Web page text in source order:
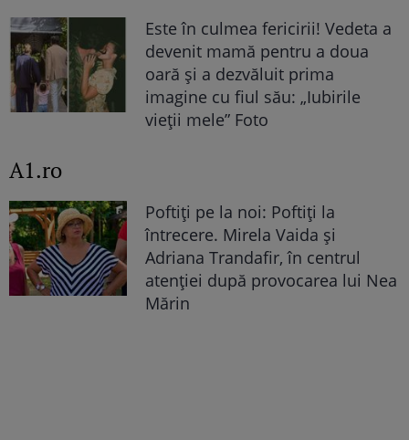
Este în culmea fericirii! Vedeta a
devenit mamă pentru a doua
oară și a dezvăluit prima
imagine cu fiul său: „Iubirile
vieții mele” Foto
A1.ro
Poftiți pe la noi: Poftiți la
întrecere. Mirela Vaida și
Adriana Trandafir, în centrul
atenției după provocarea lui Nea
Mărin